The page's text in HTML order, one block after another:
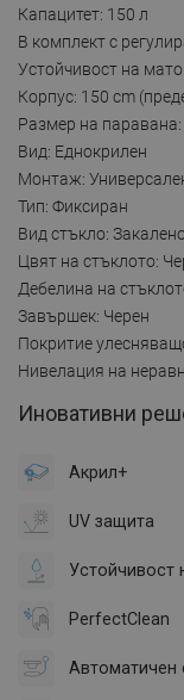
Капацитет: 150 л
В комплект с
Устойчивост на
Корпус: 150 cm
Размер на
Вид: Еднокрилен
Монтаж:
Тип: Фиксиран
Вид стъкло: Закалено
Цвят на стъклото:
Дебелина на
Завършек: Черен
Покритие
Нивелация на
Иновативни
Акрил+
UV защита
Устойчивост
PerfectClean
Автоматичен